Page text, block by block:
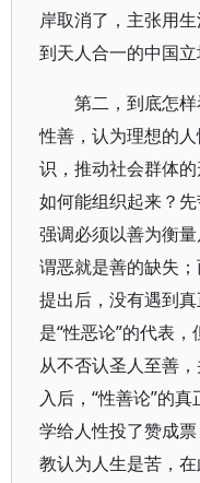
岸取消了，主张用
到天人合一的中国立
第二，到底怎
性善，认为理想的
识，推动社会群体
如何能组织起来？
强调必须以善为衡
谓恶就是善的缺失
提出后，没有遇到
是“性恶论”的代表
从不否认圣人至善
入后，“性善论”的
学给人性投了赞成
教认为人生是苦，